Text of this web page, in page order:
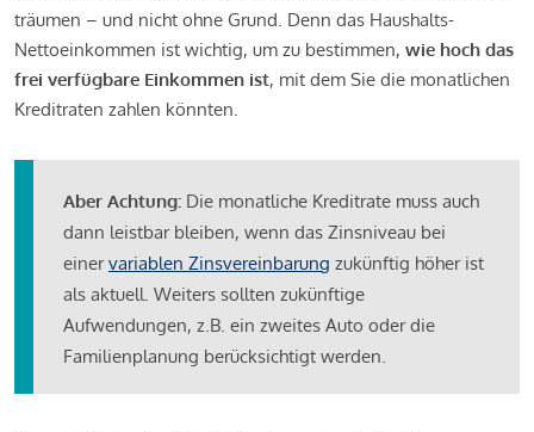
träumen – und nicht ohne Grund. Denn das Haushalts-
Nettoeinkommen ist wichtig, um zu bestimmen, wie hoch das
frei verfügbare Einkommen ist, mit dem Sie die monatlichen
Kreditraten zahlen könnten.
Aber Achtung: Die monatliche Kreditrate muss auch
dann leistbar bleiben, wenn das Zinsniveau bei
einervariablen Zinsvereinbarung zukünftig höher ist
als aktuell. Weiters sollten zukünftige
Aufwendungen, z.B. ein zweites Auto oder die
Familienplanung berücksichtigt werden.